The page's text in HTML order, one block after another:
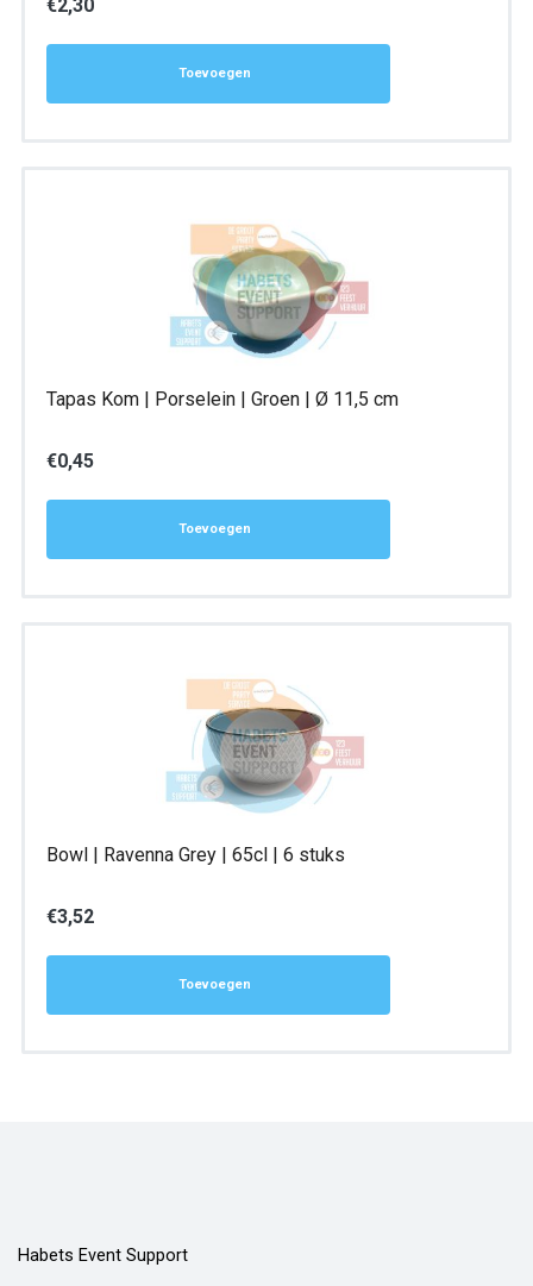
€2,30
Toevoegen
Tapas Kom | Porselein | Groen | Ø 11,5 cm
€0,45
Toevoegen
Bowl | Ravenna Grey | 65cl | 6 stuks
€3,52
Toevoegen
Habets Event Support